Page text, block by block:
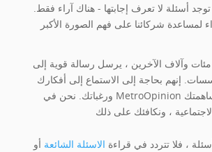
توجد أسئلة لا تعرف إجابتها - هناك آراء فقط.
وآلاف الآخرين ، يرسل رسالة قوية إلى
إنهم بحاجة إلى الاستماع إلى أفكارك
ورغباتك. نحن في MetroOpinion نقدر رأيك ومساهمتك
، فلا تتردد في قراءة الاسئلة الشائعة أو